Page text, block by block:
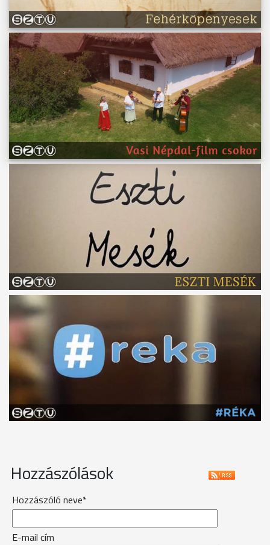
Hozzászólások
Hozzászóló neve*
E-mail cím